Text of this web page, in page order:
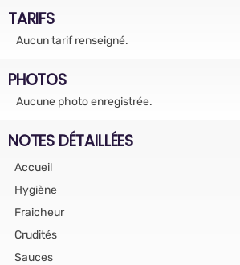
TARIFS
Aucun tarif renseigné.
PHOTOS
Aucune photo enregistrée.
NOTES DÉTAILLÉES
Accueil
Hygiène
Fraicheur
Crudités
Sauces